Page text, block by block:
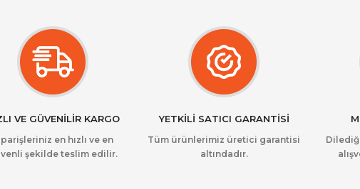
VE GÜVENİLİR KARGO
en hızlı ve en
şekilde teslim edilir.
YETKİLİ SATICI GARANTİSİ
Tüm ürünlerimiz üretici garantisi
altındadır.